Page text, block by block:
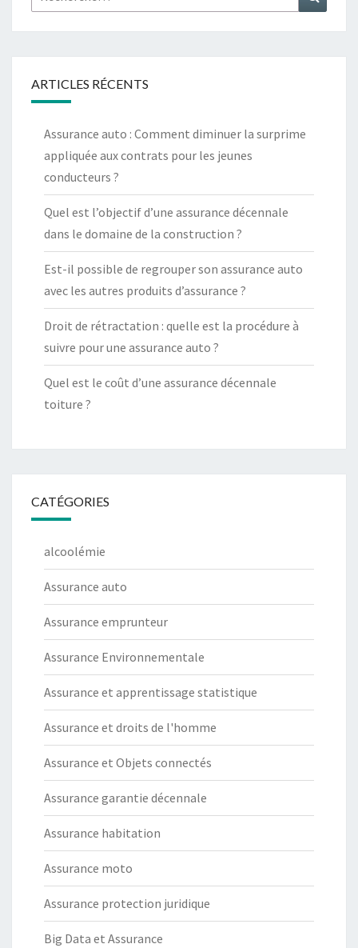
ARTICLES RÉCENTS
Assurance auto : Comment diminuer la surprime
appliquée aux contrats pour les jeunes
conducteurs ?
Quel est l’objectif d’une assurance décennale
dans le domaine de la construction ?
Est-il possible de regrouper son assurance auto
avec les autres produits d’assurance ?
Droit de rétractation : quelle est la procédure à
suivre pour une assurance auto ?
Quel est le coût d’une assurance décennale
toiture ?
CATÉGORIES
alcoolémie
Assurance auto
Assurance emprunteur
Assurance Environnementale
Assurance et apprentissage statistique
Assurance et droits de l'homme
Assurance et Objets connectés
Assurance garantie décennale
Assurance habitation
Assurance moto
Assurance protection juridique
Big Data et Assurance